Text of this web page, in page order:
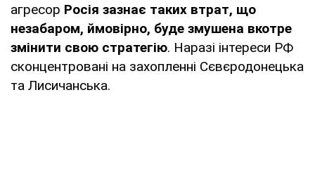
агресор Росія зазнає таких втрат, що
незабаром, ймовірно, буде змушена вкотре
змінити свою стратегію. Наразі інтереси РФ
сконцентровані на захопленні Сєвєродонецька
та Лисичанська.